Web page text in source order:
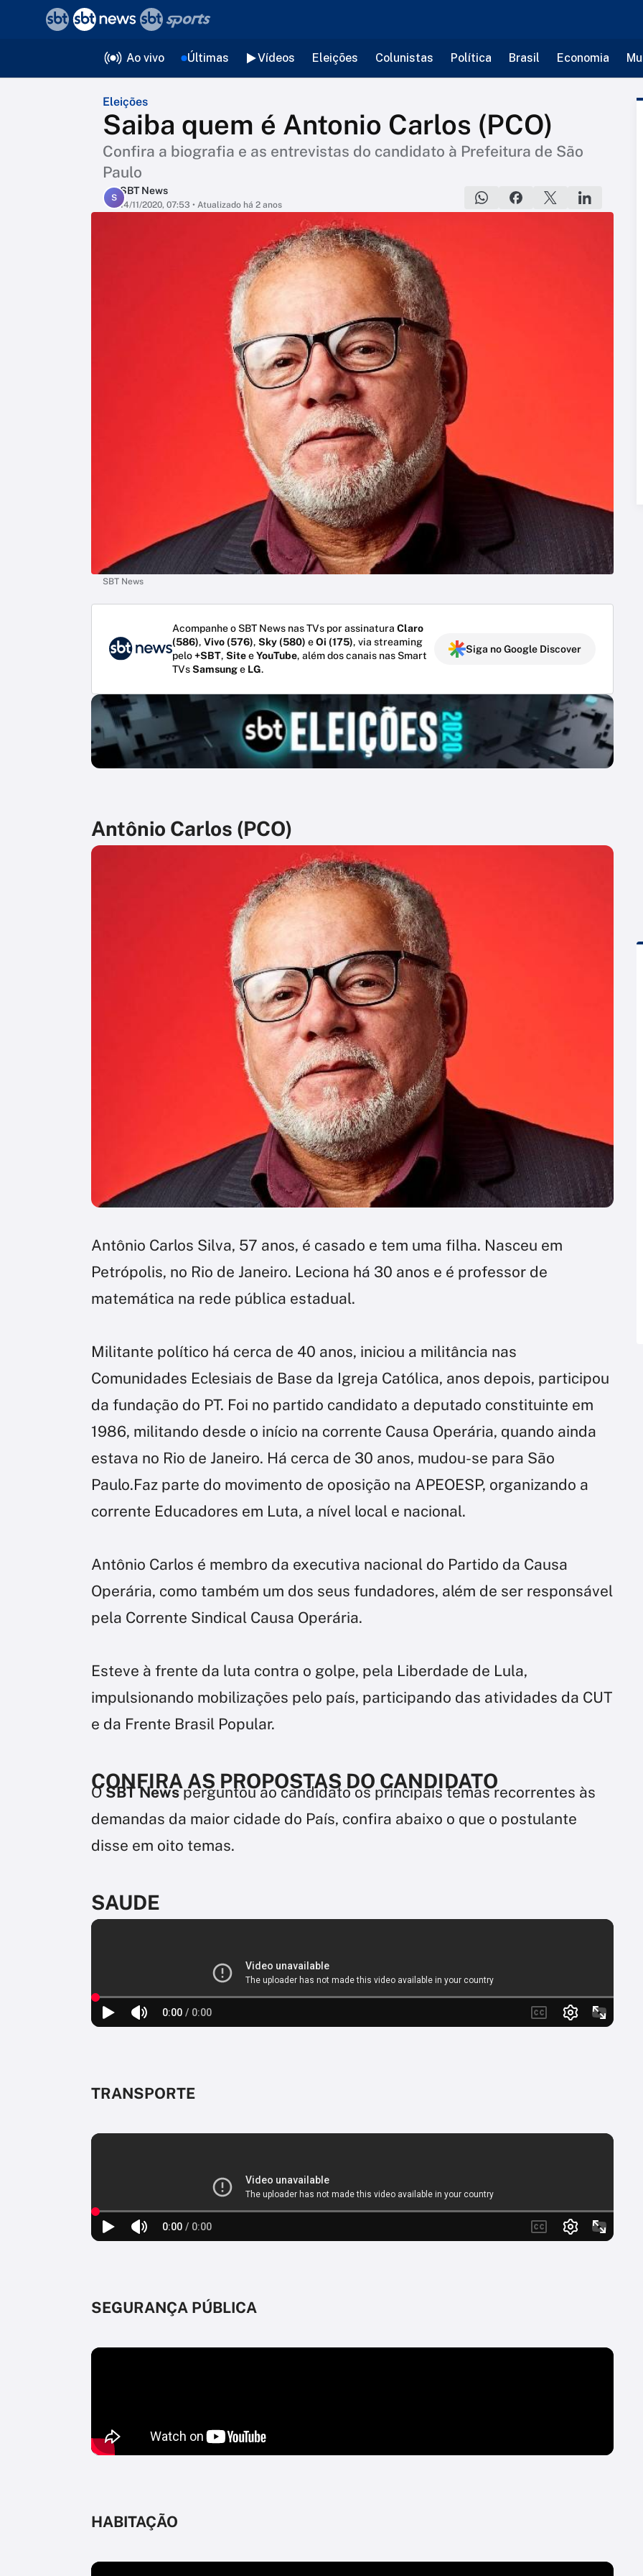
Ao vivo Últimas Vídeos Eleições Colunistas Política Brasil Economia
Eleições
Saiba quem é Antonio Carlos (PCO)
Confira a biografia e as entrevistas do candidato à Prefeitura de São
Paulo
S
SBT News
14/11/2020, 07:53 • Atualizado há 2 anos
SBT News
Acompanhe o SBT News nas TVs por assinatura Claro
(586), Vivo (576), Sky (580) eOi (175), via streaming
pelo+SBT, SiteeYouTube, além dos canais nas Smart
TVsSamsunge LG.
Siga no Google Discover
Antônio Carlos (PCO)
Antônio Carlos Silva, 57 anos, é casado e tem uma filha. Nasceu em
Petrópolis, no Rio de Janeiro. Leciona há 30 anos e é professor de
matemática na rede pública estadual.
Militante político há cerca de 40 anos, iniciou a militância nas
Comunidades Eclesiais de Base da Igreja Católica, anos depois, participou
da fundação do PT. Foi no partido candidato a deputado constituinte em
1986, militando desde o início na corrente Causa Operária, quando ainda
estava no Rio de Janeiro. Há cerca de 30 anos, mudou-se para São
Paulo.Faz parte do movimento de oposição na APEOESP, organizando a
corrente Educadores em Luta, a nível local e nacional.
Antônio Carlos é membro da executiva nacional do Partido da Causa
Operária, como também um dos seus fundadores, além de ser responsável
pela Corrente Sindical Causa Operária.
Esteve à frente da luta contra o golpe, pela Liberdade de Lula,
impulsionando mobilizações pelo país, participando das atividades da CUT
e da Frente Brasil Popular.
CONFIRA AS PROPOSTAS DO CANDIDATO
OSBT Newsperguntou ao candidato os principais temas recorrentes às
demandas da maior cidade do País, confira abaixo o que o postulante
disse em oito temas.
SAUDE
TRANSPORTE
SEGURANÇA PÚBLICA
HABITAÇÃO
voltar
Editorias